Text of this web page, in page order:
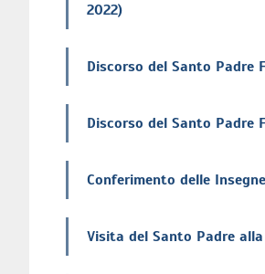
2022)
Discorso del Santo Padre
Discorso del Santo Padre
Conferimento delle
Visita del Santo Padre